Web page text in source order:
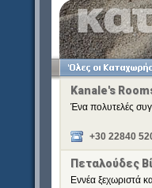
Kanale's
Ένα πολυτελές
+30 22840
Πεταλούδες
Εννέα ξεχωριστά